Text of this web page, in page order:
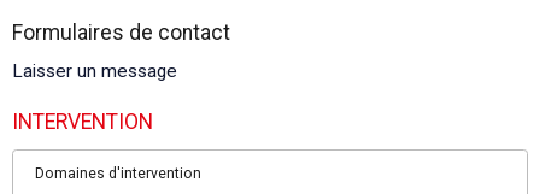
Formulaires de contact
Laisser un message
INTERVENTION
Domaines d'intervention